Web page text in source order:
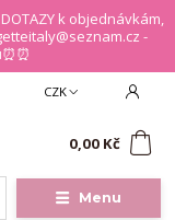
k objednávkám,
-
Menu
CZK
0,00 Kč